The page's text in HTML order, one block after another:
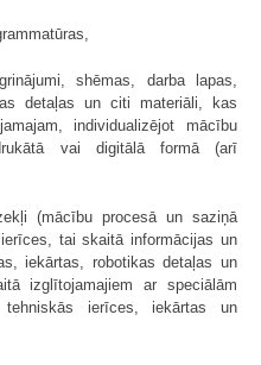
shēmas, darba lapas,
detaļas un citi materiāli, kas
individualizējot mācību
vai digitālā formā (arī
(mācību procesā un saziņā
tai skaitā informācijas un
iekārtas, robotikas detaļas un
izglītojamajiem ar speciālām
tehniskās ierīces, iekārtas un